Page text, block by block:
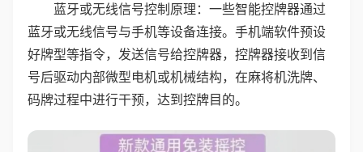
蓝牙或无线信号控制原理：一些智能控牌器通过
蓝牙或无线信号与手机等设备连接。手机端软件预设
好牌型等指令，发送信号给控牌器，控牌器接收到信
号后驱动内部微型电机或机械结构，在麻将机洗牌、
码牌过程中进行干预，达到控牌目的。